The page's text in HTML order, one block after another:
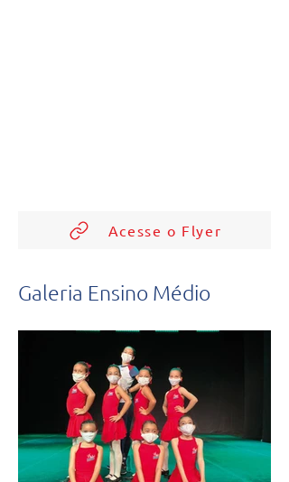
Acesse o Flyer
Galeria Ensino Médio